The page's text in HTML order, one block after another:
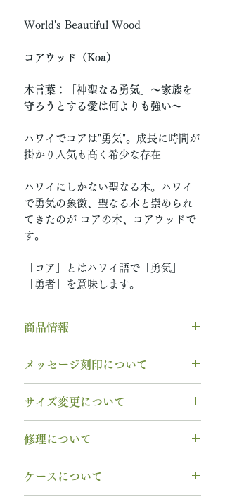
World's Beautiful Wood
コアウッド（Koa）
木言葉：「神聖なる勇気」〜家族を
守ろうとする愛は何よりも強い〜
ハワイでコアは"勇気"。成長に時間が
掛かり人気も高く希少な存在
ハワイにしかない聖なる木。ハワイ
で勇気の象徴、聖なる木と崇められ
てきたのが コアの木、コアウッドで
す。
「コア」とはハワイ語で「勇気」
「勇者」を意味します。
商品情報
木種： コアウッド
リング幅：3.0mm
納期： 6〜7週間
石サイズ：0.1ct程度 / 直径3.0mm
程度
メッセージ刻印について
フォント：ブロック体
以下の組み合わせが可能です。
A～Z 英字 大文字のみ（※小文
字は不可です）
0～9 数字
サイズ変更について
ません 。
み無料で新品交換
修理について
木部、コーティング修理をご希望
ケースについて